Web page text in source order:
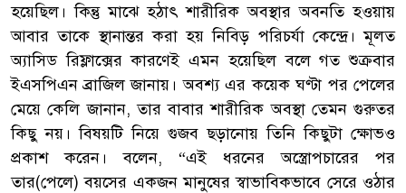
হয়েছিল। কিন্তু মাঝে হঠাৎ শারীরিক অবস্থার অবনতি হওয়ায়
আবার তাকে স্থানান্তর করা হয় নিবিড় পরিচর্যা কেন্দ্রে। মূলত
অ্যাসিড রিফ্লাক্সের কারণেই এমন হয়েছিল বলে গত শুক্রবার
ইএসপিএন ব্রাজিল জানায়। অবশ্য এর কয়েক ঘণ্টা পর পেলের
মেয়ে কেলি জানান, তার বাবার শারীরিক অবস্থা তেমন গুরুতর
কিছু নয়। বিষয়টি নিয়ে গুজব ছড়ানোয় তিনি কিছুটা ক্ষোভও
প্রকাশ করেন। বলেন, “এই ধরনের অস্ত্রোপচারের পর
তার(পেলে) বয়সের একজন মানুষের স্বাভাবিকভাবে সেরে ওঠার